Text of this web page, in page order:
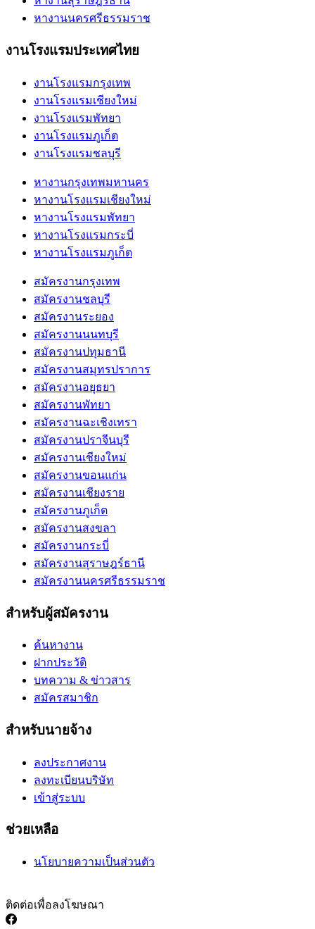
หางานนครศรีธรรมราช
งานโรงแรมประเทศไทย
งานโรงแรมกรุงเทพ
งานโรงแรมเชียงใหม่
งานโรงแรมพัทยา
งานโรงแรมภูเก็ต
งานโรงแรมชลบุรี
หางานกรุงเทพมหานคร
หางานโรงแรมเชียงใหม่
หางานโรงแรมพัทยา
หางานโรงแรมกระบี่
หางานโรงแรมภูเก็ต
สมัครงานกรุงเทพ
สมัครงานชลบุรี
สมัครงานระยอง
สมัครงานนนทบุรี
สมัครงานปทุมธานี
สมัครงานสมุทรปราการ
สมัครงานอยุธยา
สมัครงานพัทยา
สมัครงานฉะเชิงเทรา
สมัครงานปราจีนบุรี
สมัครงานเชียงใหม่
สมัครงานขอนแก่น
สมัครงานเชียงราย
สมัครงานภูเก็ต
สมัครงานสงขลา
สมัครงานกระบี่
สมัครงานสุราษฎร์ธานี
สมัครงานนครศรีธรรมราช
สำหรับผู้สมัครงาน
ค้นหางาน
ฝากประวัติ
บทความ & ข่าวสาร
สมัครสมาชิก
สำหรับนายจ้าง
ลงประกาศงาน
ลงทะเบียนบริษัท
เข้าสู่ระบบ
ช่วยเหลือ
นโยบายความเป็นส่วนตัว
ติดต่อเพื่อลงโฆษณา